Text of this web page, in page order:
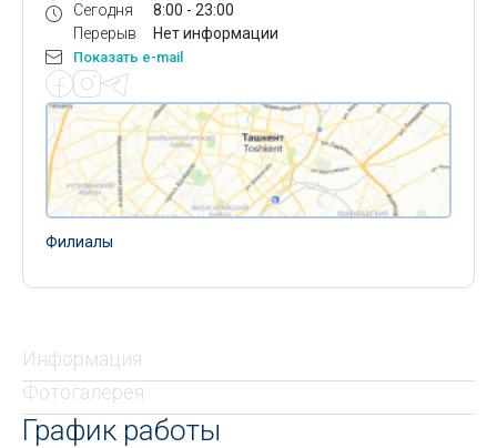
Сегодня
Перерыв
8:00 - 23:00
Нет информации
Показать e-mail
Филиалы
Информация
Фотогалерея
График работы